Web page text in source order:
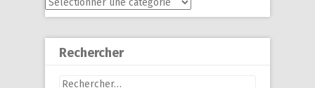
Rechercher
Rechercher :